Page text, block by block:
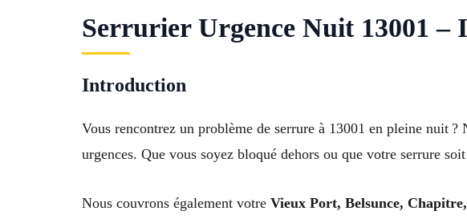
Serrurier Urgence Nuit 13001 –
Introduction
Vous rencontrez un problème de serrure à 13001 en pleine nuit ?
urgences. Que vous soyez bloqué dehors ou que votre serrure
Nous couvrons également votre Vieux Port, Belsunce,